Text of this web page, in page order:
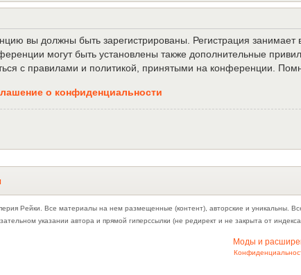
вы должны быть зарегистрированы. Регистрация занимает
могут быть установлены также дополнительные
с правилами и политикой, принятыми на конференции.
о конфиденциальности
Рейки. Все материалы на нем размещенные (контент), авторские и уникальны.
указании автора и прямой гиперссылки (не редирект и не закрыта от
Моды и